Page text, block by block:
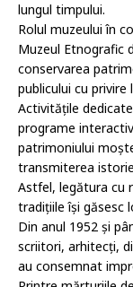
lungul timpului.
Rolul muzeului în
Muzeul Etnografic
conservarea
publicului cu
Activitățile
programe
patrimoniului
transmiterea
Astfel, legătura cu
tradițiile își găsesc
Din anul 1952 și
scriitori, arhitecți,
au consemnat